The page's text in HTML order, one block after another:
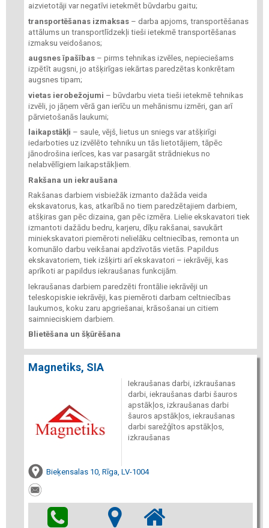
aizvietotāji var negatīvi ietekmēt būvdarbu gaitu;
transportēšanas izmaksas – darba apjoms, transportēšanas
attālums un transportlīdzekļi tieši ietekmē transportēšanas
izmaksu veidošanos;
augsnes īpašības – pirms tehnikas izvēles, nepieciešams
izpētīt augsni, jo atšķirīgas iekārtas paredzētas konkrētam
augsnes tipam;
vietas ierobežojumi – būvdarbu vieta tieši ietekmē tehnikas
izvēli, jo jāņem vērā gan ierīču un mehānismu izmēri, gan arī
pārvietošanās laukumi;
laikapstākļi – saule, vējš, lietus un sniegs var atšķirīgi
iedarboties uz izvēlēto tehniku un tās lietotājiem, tāpēc
jānodrošina ierīces, kas var pasargāt strādniekus no
nelabvēlīgiem laikapstākļiem.
Rakšana un iekraušana
Rakšanas darbiem visbiežāk izmanto dažāda veida
ekskavatorus, kas, atkarībā no tiem paredzētajiem darbiem,
atšķiras gan pēc dizaina, gan pēc izmēra. Lielie ekskavatori tiek
izmantoti dažādu bedru, karjeru, dīķu rakšanai, savukārt
miniekskavatori piemēroti nelielāku celtniecības, remonta un
komunālo darbu veikšanai apdzīvotās vietās. Papildus
ekskavatoriem, tiek izšķirti arī ekskavatori – iekrāvēji, kas
aprīkoti ar papildus iekraušanas funkcijām.
Iekraušanas darbiem paredzēti frontālie iekrāvēji un
teleskopiskie iekrāvēji, kas piemēroti darbam celtniecības
laukumos, koku zaru apgriešanai, krāsošanai un citiem
saimnieciskiem darbiem.
Blietēšana un šķūrēšana
Magnetiks, SIA
Iekraušanas darbi, izkraušanas
darbi, iekraušanas darbi šauros
apstākļos, izkraušanas darbi
šauros apstākļos, iekraušanas
darbi sarežģītos apstākļos,
izkraušanas
Bieķensalas 10, Rīga, LV-1004